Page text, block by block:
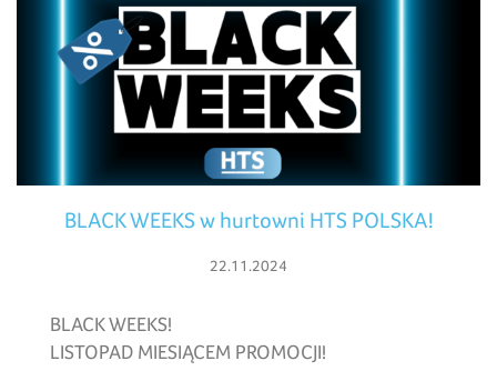
BLACK WEEKS w hurtowni HTS POLSKA!
22.11.2024
BLACK WEEKS!
LISTOPAD MIESIĄCEM PROMOCJI!